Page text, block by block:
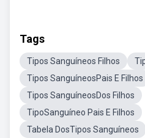
Tags
Tipos Sanguíneos Filhos
Tipos SanguíneosPais E Filhos
Tipos SanguíneosDos Filhos
TipoSanguíneo Pais E Filhos
Tabela DosTipos Sanguíneos